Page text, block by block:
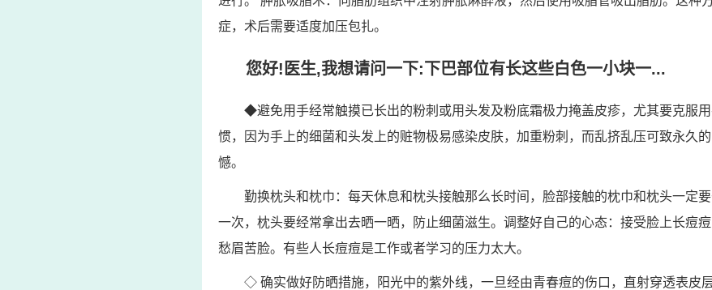
症，术后需要适度加压包扎。
您好!医生,我想请问一下:下巴部位有长这些白色一小块一...
◆避免用手经常触摸已长出的粉刺或用头发及粉底霜极力掩盖皮疹，尤其要克服
惯，因为手上的细菌和头发上的赃物极易感染皮肤，加重粉刺，而乱挤乱压可致永久
憾。
勤换枕头和枕巾：每天休息和枕头接触那么长时间，脸部接触的枕巾和枕头一定
一次，枕头要经常拿出去晒一晒，防止细菌滋生。调整好自己的心态：接受脸上长痘
愁眉苦脸。有些人长痘痘是工作或者学习的压力太大。
◇ 确实做好防晒措施，阳光中的紫外线，一旦经由青春痘的伤口，直射穿透表皮